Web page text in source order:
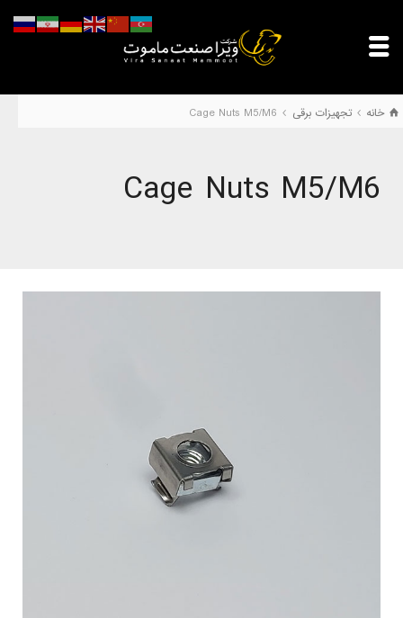
خانه تجهیزات برقی Cage Nuts M5/M6
Cage Nuts M5/M6